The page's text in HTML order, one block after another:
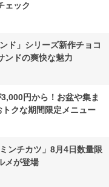
ェック
ド」シリーズ新作チョコ
ンドの爽快な魅力
円から！お盆や集ま
クな期間限定メニュー
ンチカツ」8月4日数量限
メが登場